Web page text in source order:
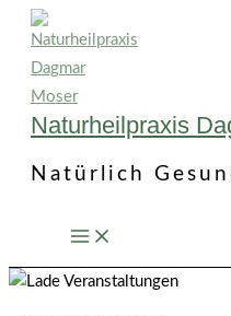
Zum
Inhalt
springen
Naturheilpraxis
Natürlich